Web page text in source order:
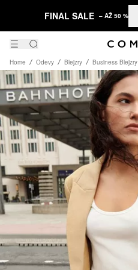
FINAL SALE – AŽ 50 %
Home Odevy Blejzry Business Blejzry